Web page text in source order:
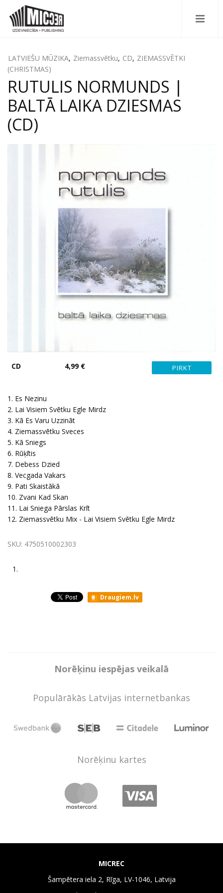
LATVIEŠU MŪZIKA, Ziemassvētku, CD, ZIEMASSVĒTKI
(CHRISTMAS)
RUTULIS NORMUNDS |
BALTĀ LAIKA DZIESMAS
(CD)
CD 4,99 €
1. Es Nezinu
2. Lai Visiem Svētku Egle Mirdz
3. Kā Es Varu Uzzināt
4. Ziemassvētku Sveces
5. Kā Sniegs
6. Rūķītis
7. Debess Dzied
8. Vecgada Vakars
9. Pati Skaistākā
10. Zvani Kad Skan
11. Lai Sniega Pārslas Krīt
12. Ziemassvētku Mix - Lai Visiem Svētku Egle Mirdz
SKU: 4750510002303
1.
Draugiem.lv
Norēķinu iespējas veikalā
Populārākās Latvijas internetbankas
Norēķinu kartes
MICREC
Šampētera iela 2, Rīga, LV-1046, Latvija